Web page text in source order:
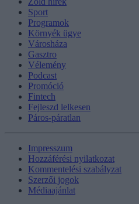
Sport
Programok
Környék ügye
Városháza
Gasztro
Vélemény
Podcast
Promóció
Fintech
Fejleszd lelkesen
Páros-páratlan
Impresszum
Hozzáférési nyilatkozat
Kommentelési szabályzat
Szerzői jogok
Médiaajánlat